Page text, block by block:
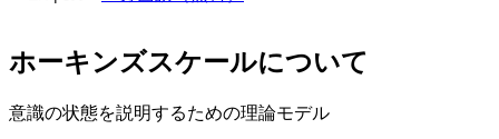
ホーキンズスケールについて
意識の状態を説明するための理論モデル